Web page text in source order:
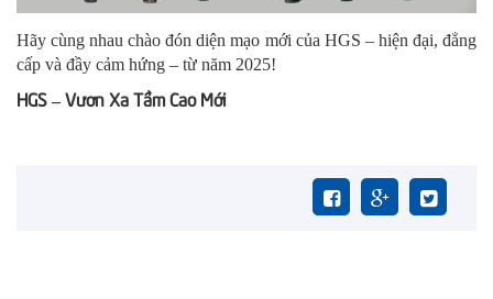
Hãy cùng nhau chào đón diện mạo mới của HGS – hiện đại, đẳng
cấp và đầy cảm hứng – từ năm 2025!
HGS – Vươn Xa Tầm Cao Mới